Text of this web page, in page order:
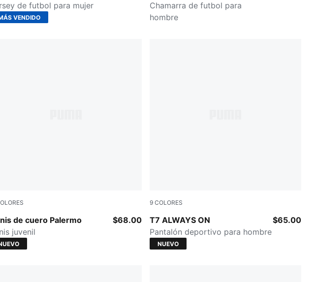
de futbol para mujer
VENDIDO
Chamarra de futbol para
hombre
de cuero Palermo
Black-Feather Gray-Gum
juvenil
$68.00
9 COLORES
T7 ALWAYS ON
PUMA BLACK
Pantalón deportivo para hombre
$65.00
NUEVO